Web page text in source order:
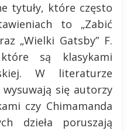
tytuły, które często
to „Zabić
„Wielki Gatsby” F.
są klasykami
W literaturze
wysuwają się autorzy
czy Chimamanda
dzieła poruszają